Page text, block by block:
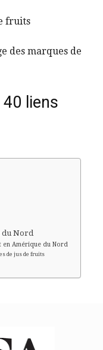
fruits
des marques de
40 liens
du Nord
Amérique du Nord
de jus de fruits